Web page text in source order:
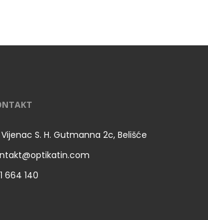
Vijenac S. H. Gutmanna 2c, Belišće
664 140